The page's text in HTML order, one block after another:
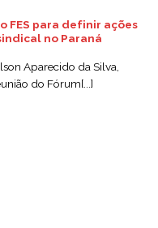
FES para definir ações
no Paraná
Aparecido da Silva,
do Fórum[...]